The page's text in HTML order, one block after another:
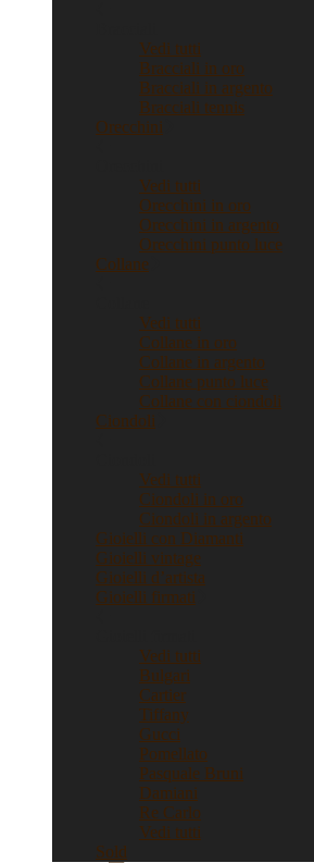
Vedi tutti
Bracciali in oro
Bracciali in argento
Bracciali tennis
Orecchini
Vedi tutti
Orecchini in oro
Orecchini in argento
Orecchini punto luce
Collane
Vedi tutti
Collane in oro
Collane in argento
Collane punto luce
Collane con ciondoli
Ciondoli
Vedi tutti
Ciondoli in oro
Ciondoli in argento
Gioielli con Diamanti
Gioielli vintage
Gioielli d’artista
Gioielli firmati
Vedi tutti
Bulgari
Cartier
Tiffany
Gucci
Pomellato
Pasquale Bruni
Damiani
Re Carlo
Vedi tutti
Sold